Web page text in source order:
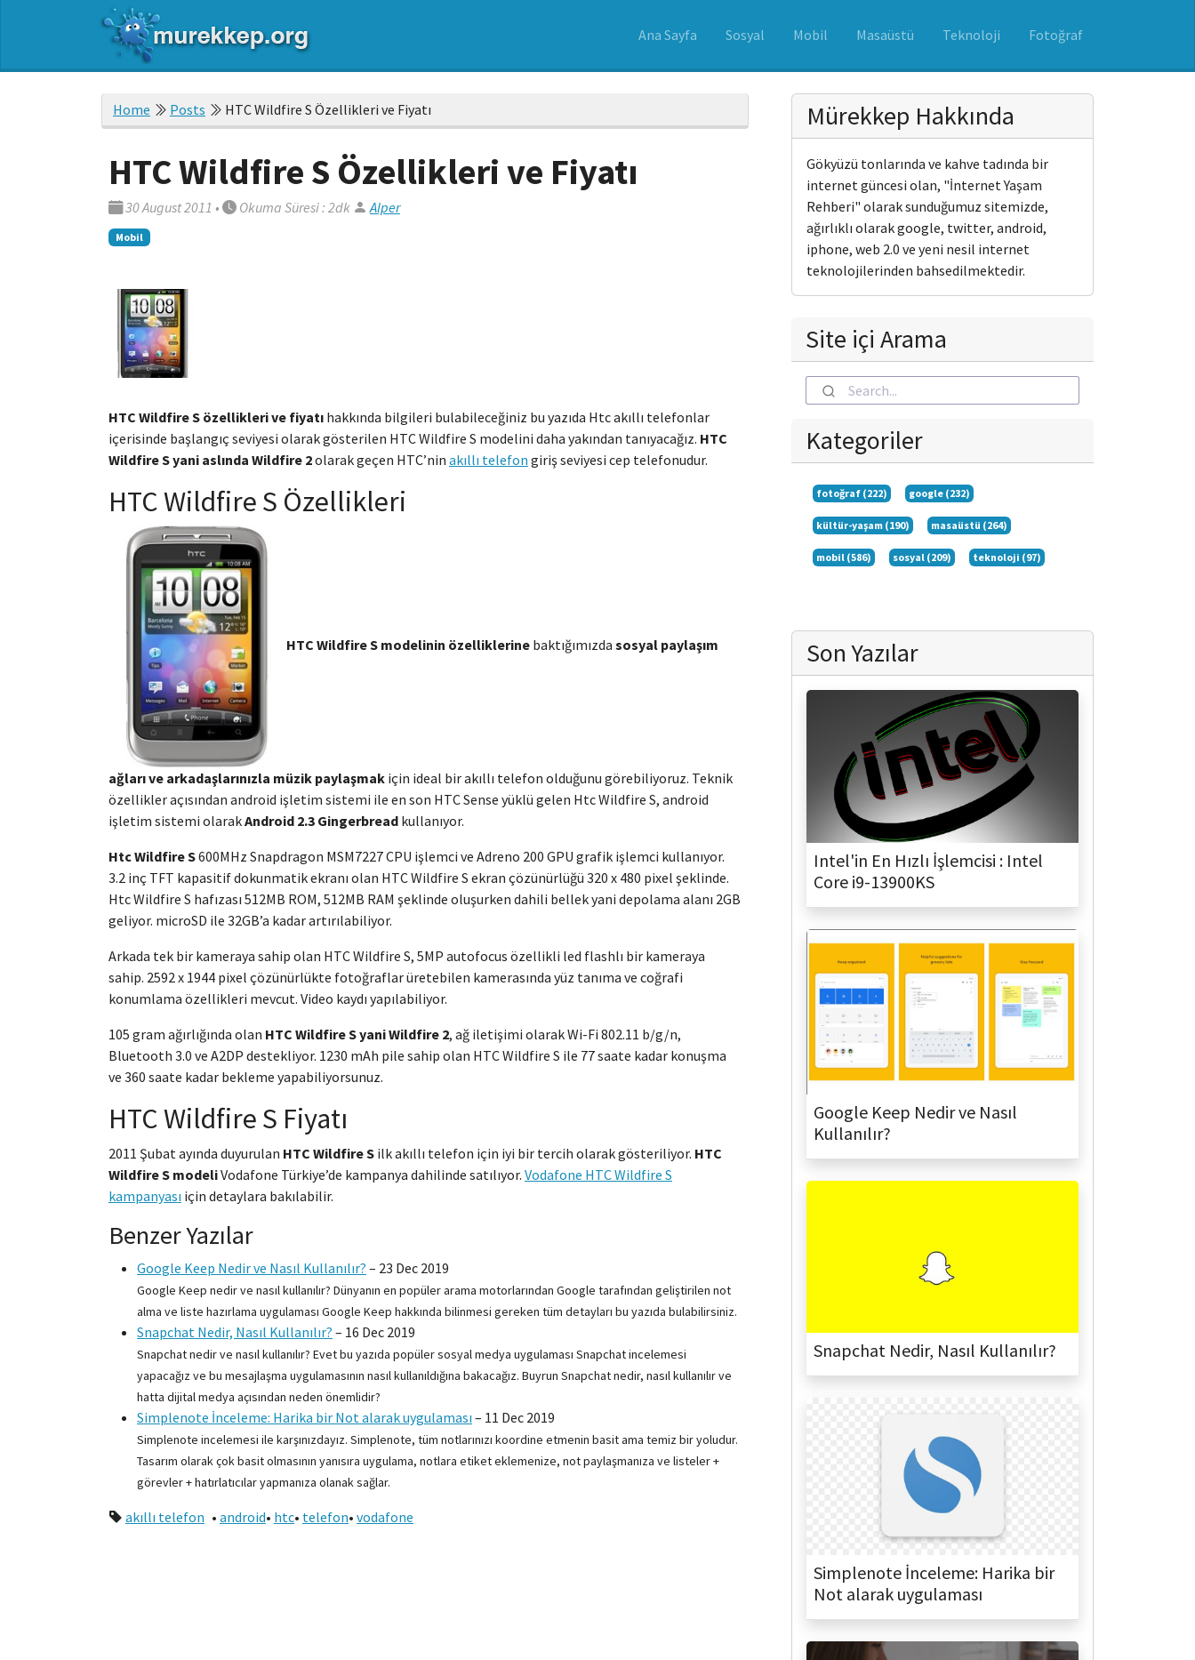
Ana Sayfa Sosyal Mobil Masaüstü Teknoloji Fotoğraf
Home Posts HTC Wildfire S Özellikleri ve Fiyatı
HTC Wildfire S Özellikleri ve Fiyatı
30 August 2011 • Okuma Süresi : 2dk Alper
Mobil
HTC Wildfire S özellikleri ve fiyatı hakkında bilgileri bulabileceğiniz bu yazıda Htc akıllı telefonlar
içerisinde başlangıç seviyesi olarak gösterilen HTC Wildfire S modelini daha yakından tanıyacağız. HTC
Wildfire S yani aslında Wildfire 2olarak geçen HTC’nin akıllı telefon giriş seviyesi cep telefonudur.
HTC Wildfire S Özellikleri
HTC Wildfire S modelinin özelliklerine baktığımızda sosyal paylaşım
ağları ve arkadaşlarınızla müzik paylaşmak için ideal bir akıllı telefon olduğunu görebiliyoruz. Teknik
özellikler açısından android işletim sistemi ile en son HTC Sense yüklü gelen Htc Wildfire S, android
işletim sistemi olarakAndroid 2.3 Gingerbread kullanıyor.
Htc Wildfire S600MHz Snapdragon MSM7227 CPU işlemci ve Adreno 200 GPU grafik işlemci kullanıyor.
3.2 inç TFT kapasitif dokunmatik ekranı olan HTC Wildfire S ekran çözünürlüğü 320 x 480 pixel şeklinde.
Htc Wildfire S hafızası 512MB ROM, 512MB RAM şeklinde oluşurken dahili bellek yani depolama alanı 2GB
geliyor. microSD ile 32GB’a kadar artırılabiliyor.
Arkada tek bir kameraya sahip olan HTC Wildfire S, 5MP autofocus özellikli led flashlı bir kameraya
sahip. 2592 x 1944 pixel çözünürlükte fotoğraflar üretebilen kamerasında yüz tanıma ve coğrafi
konumlama özellikleri mevcut. Video kaydı yapılabiliyor.
105 gram ağırlığında olan HTC Wildfire S yani Wildfire 2, ağ iletişimi olarak Wi-Fi 802.11 b/g/n,
Bluetooth 3.0 ve A2DP destekliyor. 1230 mAh pile sahip olan HTC Wildfire S ile 77 saate kadar konuşma
ve 360 saate kadar bekleme yapabiliyorsunuz.
HTC Wildfire S Fiyatı
2011 Şubat ayında duyurulan HTC Wildfire S ilk akıllı telefon için iyi bir tercih olarak gösteriliyor. HTC
Wildfire S modeliVodafone Türkiye’de kampanya dahilinde satılıyor. Vodafone HTC Wildfire S
kampanyası için detaylara bakılabilir.
Benzer Yazılar
Google Keep Nedir ve Nasıl Kullanılır? – 23 Dec 2019
Google Keep nedir ve nasıl kullanılır? Dünyanın en popüler arama motorlarından Google tarafından geliştirilen not
alma ve liste hazırlama uygulaması Google Keep hakkında bilinmesi gereken tüm detayları bu yazıda bulabilirsiniz.
Snapchat Nedir, Nasıl Kullanılır? – 16 Dec 2019
Snapchat nedir ve nasıl kullanılır? Evet bu yazıda popüler sosyal medya uygulaması Snapchat incelemesi
yapacağız ve bu mesajlaşma uygulamasının nasıl kullanıldığına bakacağız. Buyrun Snapchat nedir, nasıl kullanılır ve
hatta dijital medya açısından neden önemlidir?
Simplenote İnceleme: Harika bir Not alarak uygulaması – 11 Dec 2019
Simplenote incelemesi ile karşınızdayız. Simplenote, tüm notlarınızı koordine etmenin basit ama temiz bir yoludur.
Tasarım olarak çok basit olmasının yanısıra uygulama, notlara etiket eklemenize, not paylaşmanıza ve listeler +
görevler + hatırlatıcılar yapmanıza olanak sağlar.
akıllı telefon • android• htc• telefon• vodafone
Mürekkep Hakkında
Gökyüzü tonlarında ve kahve tadında bir
internet güncesi olan, "İnternet Yaşam
Rehberi" olarak sunduğumuz sitemizde,
ağırlıklı olarak google, twitter, android,
iphone, web 2.0 ve yeni nesil internet
teknolojilerinden bahsedilmektedir.
Site içi Arama
Kategoriler
fotoğraf (222) google (232)
kültür-yaşam (190) masaüstü (264)
mobil (586) sosyal (209) teknoloji (97)
Son Yazılar
Intel'in En Hızlı İşlemcisi : Intel
Core i9-13900KS
Google Keep Nedir ve Nasıl
Kullanılır?
Snapchat Nedir, Nasıl Kullanılır?
Simplenote İnceleme: Harika bir
Not alarak uygulaması